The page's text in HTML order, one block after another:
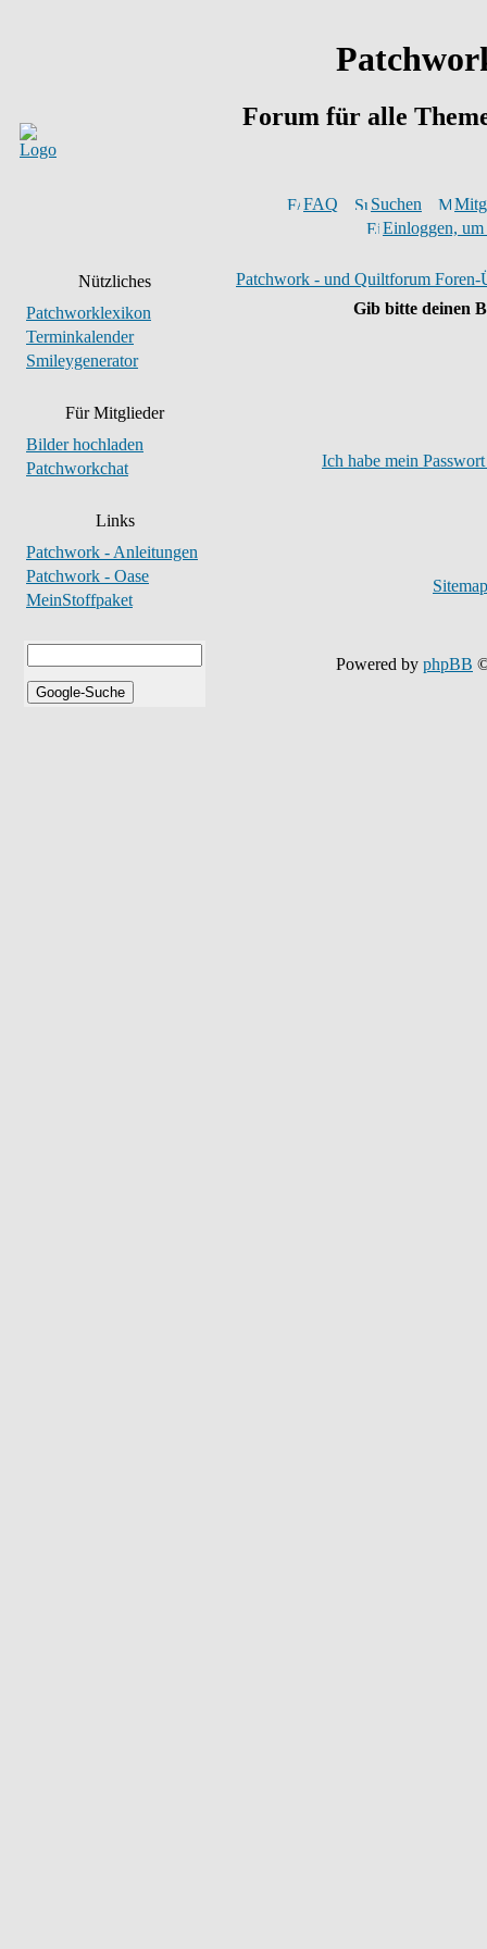
Forum für alle
FAQ Suchen
Einloggen,
Nützliches
Patchworklexikon
Terminkalender
Smileygenerator
Für Mitglieder
Bilder hochladen
Patchworkchat
Links
Patchwork - Anleitungen
Patchwork - Oase
MeinStoffpaket
Patchwork - und Quiltforum Foren-
Gib bitte deinen
Ich habe mein
Sitemap
Powered by phpBB